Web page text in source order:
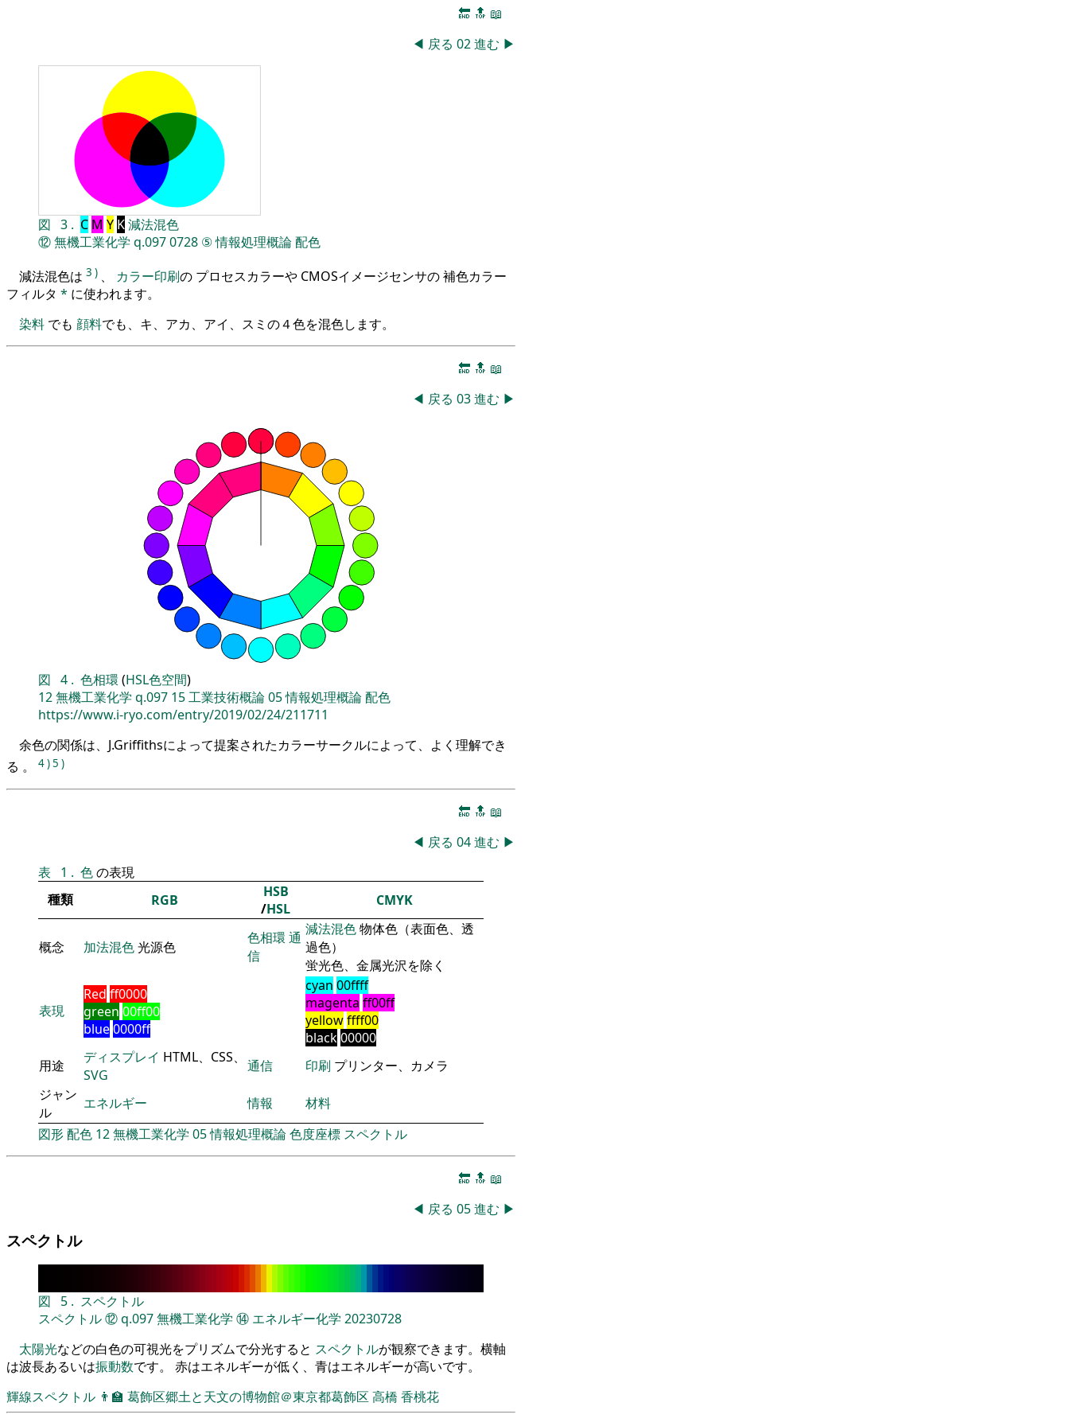
🔚 🔝 📖
◀ 戻る 02進む ▶
図 3 . C M Y K減法混色
⑫無機工業化学 q.0970728 ⑤情報処理概論配色
減法混色は 3 ) 、 カラー印刷の プロセスカラーや CMOSイメージセンサの 補色カラー
フィルタ * に使われます。
染料 でも 顔料でも、キ、アカ、アイ、スミの４色を混色します。
🔚 🔝 📖
◀ 戻る 03進む ▶
図 4 . 色相環 (HSL色空間)
12無機工業化学 q.097 15工業技術概論05情報処理概論配色
https://www.i-ryo.com/entry/2019/02/24/211711
余色の関係は、J.Griffithsによって提案されたカラーサークルによって、よく理解でき
る 。
4)5 )
🔚 🔝 📖
◀ 戻る 04進む ▶
表
1 . 色の表現
種類
RGB
HSB
/HSL CMYK
概念 加法混色光源色
色相環 通
信
減法混色物体色（表面色、透
過色）
蛍光色、金属光沢を除く
表現
Red ff0000
green 00ff00
blue0000ff
cyan 00ffff
magenta ff00ff
yellowffff00
black00000
用途
ディスプレイ HTML、CSS、
SVG
通信 印刷 プリンター、カメラ
ジャン
ル
エネルギー 情報
材料
図形配色 12無機工業化学 05情報処理概論色度座標 スペクトル
🔚 🔝 📖
◀ 戻る 05進む ▶
スペクトル
図 5 . スペクトル
スペクトル⑫q.097無機工業化学 ⑭ エネルギー化学 20230728
太陽光などの白色の可視光をプリズムで分光すると スペクトルが観察できます。横軸
は波長あるいは振動数です。 赤はエネルギーが低く、青はエネルギーが高いです。
輝線スペクトル 👨‍🏫 葛飾区郷土と天文の博物館＠東京都葛飾区 高橋 香桃花